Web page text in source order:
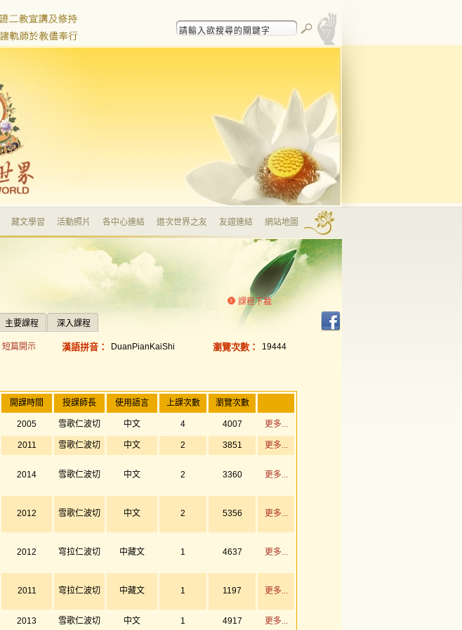
藏文學習 活動照片 各中心連結 道次世界之友 友誼連結 網站地圖
主要課程 深入課程
課程下載
短篇開示 漢語拼音： DuanPianKaiShi 瀏覽次數： 19444
開課時間 授課師長 使用語言 上課次數 瀏覽次數
2005 雪歌仁波切 中文 4 4007 更多...
2011 雪歌仁波切 中文 2 3851 更多...
2014 雪歌仁波切 中文 2 3360 更多...
2012 雪歌仁波切 中文 2 5356 更多...
2012 穹拉仁波切 中藏文 1 4637 更多...
2011 穹拉仁波切 中藏文 1 1197 更多...
2013 雪歌仁波切 中文 1 4917 更多...